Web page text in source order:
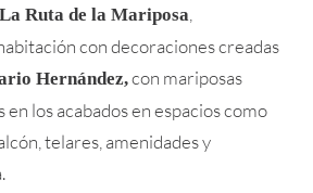
La Ruta de la Mariposa
con decoraciones creadas
Hernández,con mariposas
los acabados en espacios como
telares, amenidades y